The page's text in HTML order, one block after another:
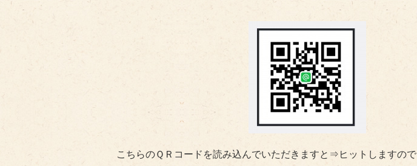
こちらのＱＲコードを読み込んでいただきますと⇒ヒットしますので